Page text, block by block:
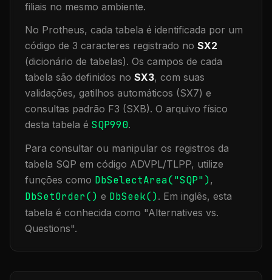
filiais no mesmo ambiente.
No Protheus, cada tabela é identificada por um
código de 3 caracteres registrado no SX2
(dicionário de tabelas). Os campos de cada
tabela são definidos no SX3, com suas
validações, gatilhos automáticos (SX7) e
consultas padrão F3 (SXB). O arquivo físico
desta tabela é SQP990.
Para consultar ou manipular os registros da
tabela SQP em código ADVPL/TLPP, utilize
funções como DbSelectArea("SQP"),
DbSetOrder() e DbSeek(). Em inglês, esta
tabela é conhecida como "Alternatives vs.
Questions".